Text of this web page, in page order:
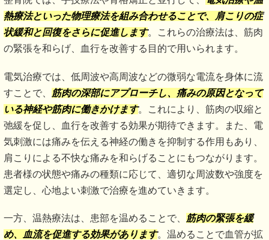
熱療法といった物理療法を組み合わせることで、肩こりの症
状緩和と回復をさらに促進します。これらの治療法は、筋肉
の緊張を和らげ、血行を改善する目的で用いられます。
電気治療では、低周波や高周波などの微弱な電流を身体に流
すことで、
筋肉の深部にアプローチし、痛みの原因となって
いる神経や筋肉に働きかけます。これにより、筋肉の収縮と
弛緩を促し、血行を改善する効果が期待できます。また、電
気刺激には痛みを伝える神経の働きを抑制する作用もあり、
肩こりによる不快な痛みを和らげることにもつながります。
患者様の状態や痛みの種類に応じて、適切な周波数や強度を
選定し、心地よい刺激で治療を進めていきます。
一方、温熱療法は、患部を温めることで、
筋肉の緊張を緩
め、血流を促進する効果があります。温めることで血管が拡